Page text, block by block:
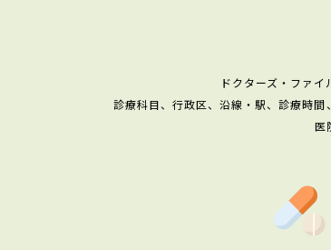
ドクターズ・ファ
診療科目、行政区、沿線・駅、診療時
医